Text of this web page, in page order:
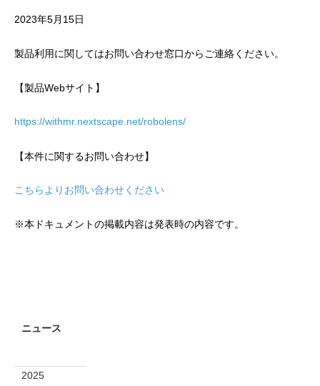
2023年5月15日
製品利用に関してはお問い合わせ窓口からご連絡ください。
【製品Webサイト】
https://withmr.nextscape.net/robolens/
【本件に関するお問い合わせ】
こちらよりお問い合わせください
※本ドキュメントの掲載内容は発表時の内容です。
ニュース
2025